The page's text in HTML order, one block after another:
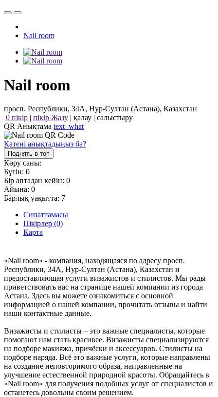
Nail room
Nail room
просп. Республики, 34А, Нур-Султан (Астана), Казахстан
0 пікір | пікір Жазу | қалау | салыстыру
QR Анықтама text_what
Қатені анықтадыңыз ба?
Поднять в топ
Көру саны:
Бүгін: 0
Бір аптадан кейін: 0
Айына: 0
Барлық уақытта: 7
Сипаттамасы
Пікірлер (0)
Карта
«Nail room» - компания, находящаяся по адресу просп.
Республики, 34А, Нур-Султан (Астана), Казахстан и
предоставляющая услуги визажистов и стилистов. Мы рады
приветствовать вас на странице нашей компании из города
Астана. Здесь вы можете ознакомиться с основной
информацией о нашей компании, прочитать отзывы и найти
наши контактные данные.
Визажисты и стилисты – это важные специалисты, которые
помогают нам стать красивее. Визажисты специализируются
на подборе макияжа, причёски и аксессуаров. Стилисты на
подборе наряда. Всё это важные услуги, которые направлены
на создание неповторимого образа, направленные на
улучшение естественной природной красоты. Обращайтесь в
«Nail room» для получения подобных услуг от специалистов и
останетесь довольны своим решением.